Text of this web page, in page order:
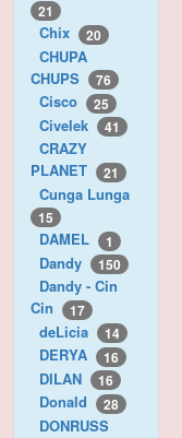
21
Chix 20
CHUPA
CHUPS
76
Cisco 25
Civelek 41
CRAZY
PLANET
21
Cunga Lunga
15
DAMEL 1
Dandy 150
Dandy - Cin
Cin
17
deLicia 14
DERYA 16
DILAN 16
Donald 28
DONRUSS